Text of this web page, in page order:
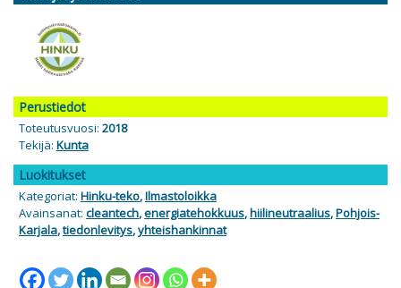
Perustiedot
Toteutusvuosi: 2018
Tekijä: Kunta
Luokitukset
Kategoriat: Hinku-teko,Ilmastoloikka
Avainsanat: cleantech,energiatehokkuus,hiilineutraalius,Pohjois-
Karjala,tiedonlevitys,yhteishankinnat